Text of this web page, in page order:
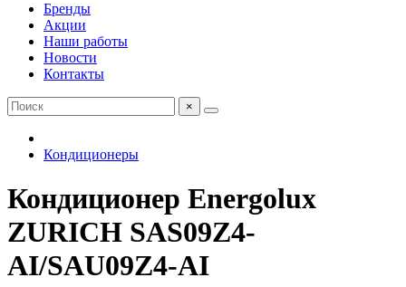
Бренды
Акции
Наши работы
Новости
Контакты
×
Кондиционеры
Кондиционер Energolux
ZURICH SAS09Z4-
AI/SAU09Z4-AI